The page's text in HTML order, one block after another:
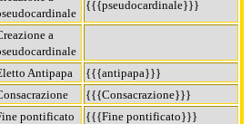
{{{pseudocardinale}}}
a
Antipapa
{{{antipapa}}}
{{{Consacrazione}}}
pontificato
{{{Fine pontificato}}}